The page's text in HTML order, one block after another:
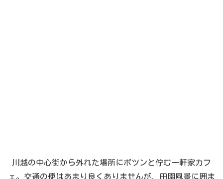
川越の中心街から外れた場所にポツンと佇む一軒家カフ
ェ。交通の便はあまり良くありませんが、田園風景に囲ま